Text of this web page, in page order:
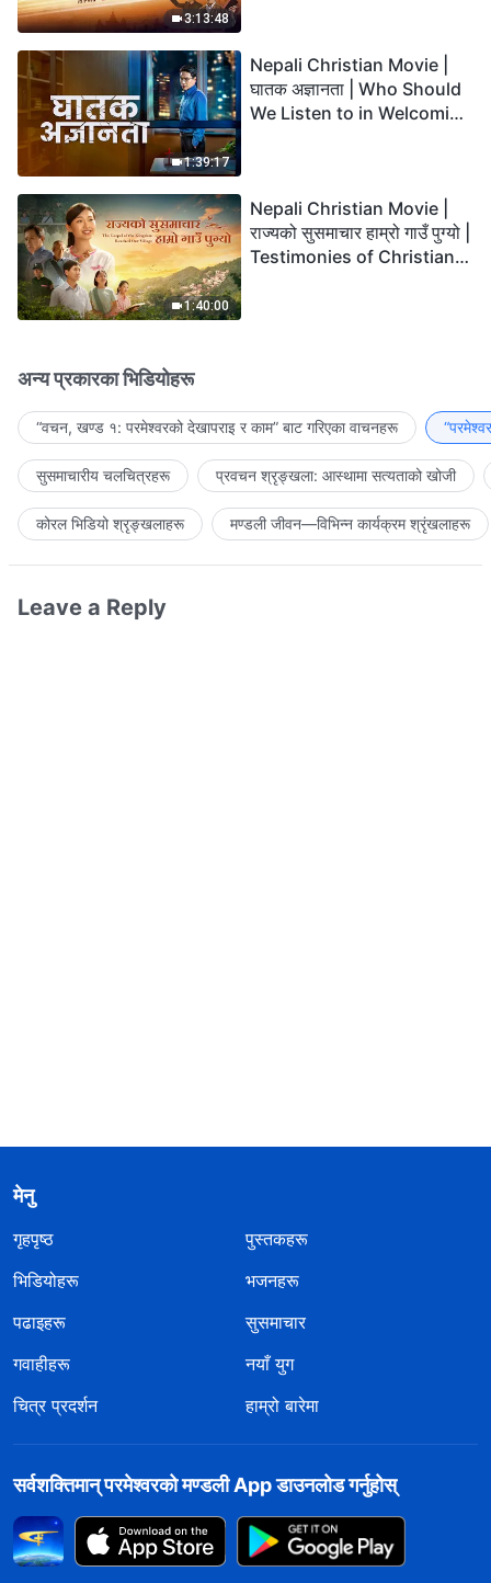
3:13:48
1:39:17
Nepali Christian Movie |
घातक अज्ञानता | Who Should
We Listen to in Welcoming
1:40:00
Nepali Christian Movie |
राज्यको सुसमाचार हाम्रो गाउँ पुग्यो |
Testimonies of Christians
अन्य प्रकारका भिडियोहरू
“वचन, खण्ड १: परमेश्‍वरको देखापराइ र काम” बाट गरिएका वाचनहरू
सुसमाचारीय चलचित्रहरू प्रवचन श्रृङ्खला: आस्थामा सत्यताको खोजी
कोरल भिडियो श्रृङ्खलाहरू मण्डली जीवन—विभिन्‍न कार्यक्रम श्रृंखलाहरू
Leave a Reply
मेनु
गृहपृष्ठ
पुस्तकहरू
भिडियोहरू
भजनहरू
पढाइहरू
सुसमाचार
गवाहीहरू
नयाँ युग
चित्र प्रदर्शन
हाम्रो बारेमा
सर्वशक्तिमान्‌ परमेश्‍वरको मण्डली App डाउनलोड गर्नुहोस्